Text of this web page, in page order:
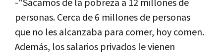
-"Sacamos de la pobreza a 12 millones de
personas. Cerca de 6 millones de personas
que no les alcanzaba para comer, hoy comen.
Además, los salarios privados le vienen